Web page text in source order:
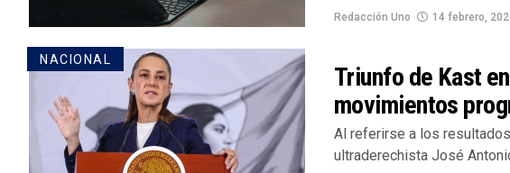
Redacción Uno 14 febrero,
NACIONAL
Triunfo de Kast
movimientos
Al referirse a los
ultraderechista José